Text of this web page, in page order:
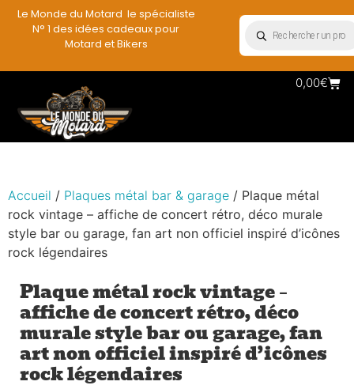
Le Monde du Motard le spécialiste
N° 1 des idées cadeaux pour
Motard et Bikers
0,00€
Accueil / Plaques métal bar & garage / Plaque métal
rock vintage – affiche de concert rétro, déco murale
style bar ou garage, fan art non officiel inspiré d’icônes
rock légendaires
Plaque métal rock vintage –
affiche de concert rétro, déco
murale style bar ou garage, fan
art non officiel inspiré d’icônes
rock légendaires